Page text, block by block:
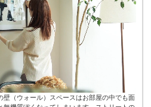
壁（ウォール）スペースはお部屋の中でも面